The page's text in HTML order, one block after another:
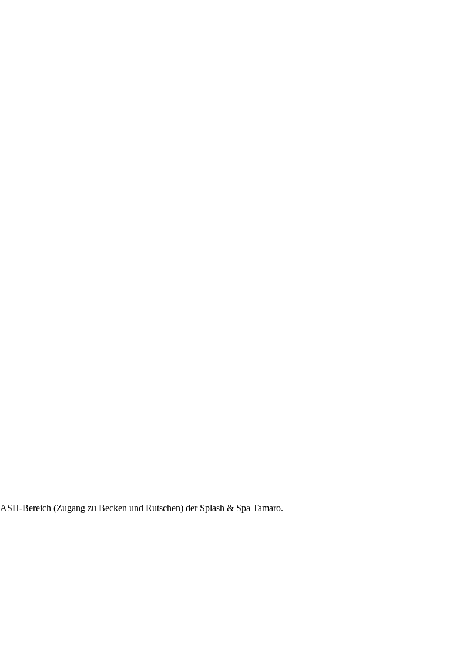
Bereich (Zugang zu Becken und Rutschen) der Splash & Spa Tamaro.